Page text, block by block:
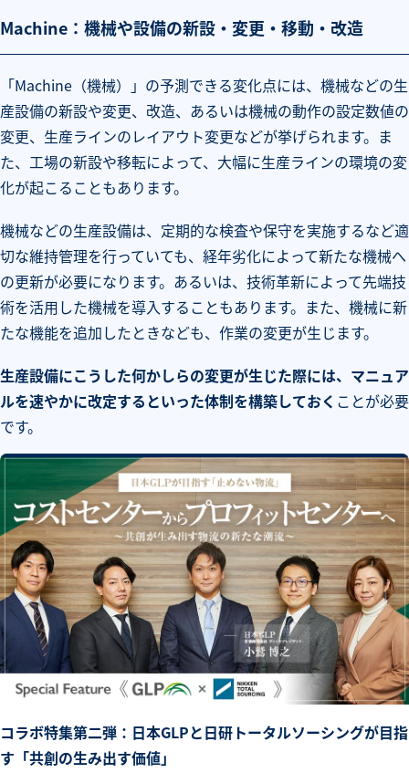
Machine：機械や設備の新設・変更・移動・改造
「Machine（機械）」の予測できる変化点には、機械などの生
産設備の新設や変更、改造、あるいは機械の動作の設定数値の
変更、生産ラインのレイアウト変更などが挙げられます。ま
た、工場の新設や移転によって、大幅に生産ラインの環境の変
化が起こることもあります。
機械などの生産設備は、定期的な検査や保守を実施するなど適
切な維持管理を行っていても、経年劣化によって新たな機械へ
の更新が必要になります。あるいは、技術革新によって先端技
術を活用した機械を導入することもあります。また、機械に新
たな機能を追加したときなども、作業の変更が生じます。
生産設備にこうした何かしらの変更が生じた際には、マニュア
ルを速やかに改定するといった体制を構築しておく ことが必要
です。
コラボ特集第二弾：日本GLPと日研トータルソーシングが目指
す「共創の生み出す価値」